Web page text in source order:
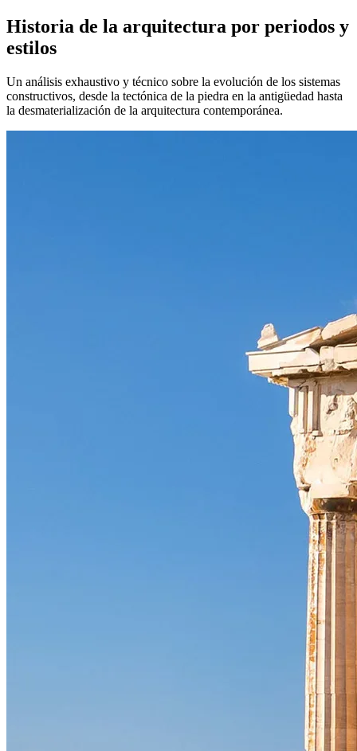
Historia de la arquitectura por periodos y
estilos
Un análisis exhaustivo y técnico sobre la evolución de los sistemas
constructivos, desde la tectónica de la piedra en la antigüedad hasta
la desmaterialización de la arquitectura contemporánea.